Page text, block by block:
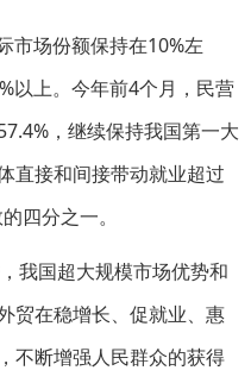
市场份额保持在10%左
以上。今年前4个月，民营
，继续保持我国第一大
直接和间接带动就业超过
四分之一。
我国超大规模市场优势和
贸在稳增长、促就业、惠
不断增强人民群众的获得